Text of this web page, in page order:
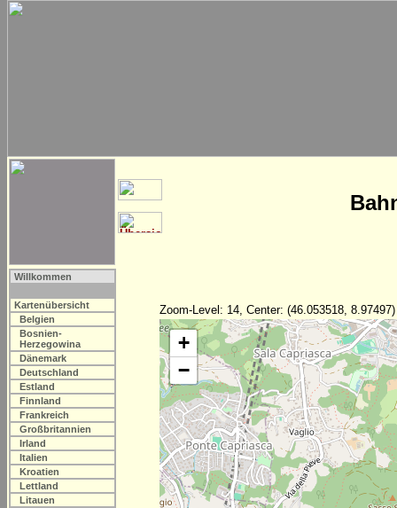
Willkommen
Kartenübersicht
Belgien
Bosnien-
Herzegowina
Dänemark
Deutschland
Estland
Finnland
Frankreich
Großbritannien
Irland
Italien
Kroatien
Lettland
Litauen
Zoom-Level: 14, Center: (46.053518, 8.97497)
+
−